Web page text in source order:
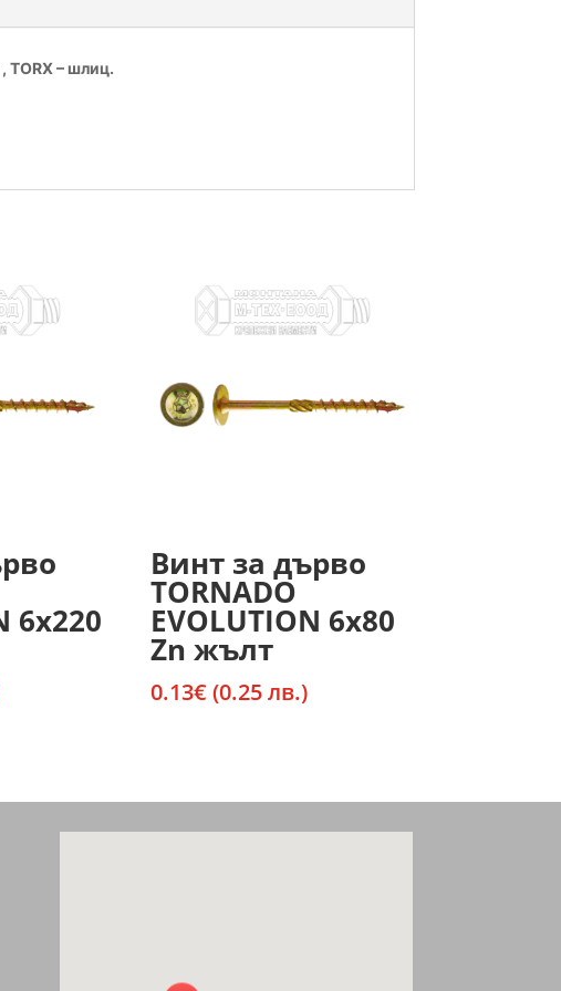
TORX – шлиц.
6х220
Винт за дърво
TORNADO
EVOLUTION 6х80
Zn жълт
0.13€ (0.25 лв.)